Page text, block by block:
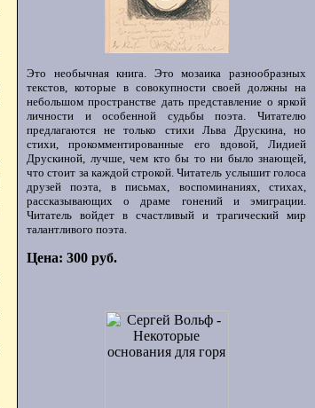
Это необычная книга. Это мозаика разнообразных
текстов, которые в совокупности своей должны на
небольшом пространстве дать представление о яркой
личности и особенной судьбы поэта. Читателю
предлагаются не только стихи Льва Друскина, но
стихи, прокомментированные его вдовой, Лидией
Друскиной, лучше, чем кто бы то ни было знающей,
что стоит за каждой строкой. Читатель услышит голоса
друзей поэта, в письмах, воспоминаниях, стихах,
рассказывающих о драме гонений и эмиграции.
Читатель войдет в счастливый и трагический мир
талантливого поэта.
Цена: 300 руб.